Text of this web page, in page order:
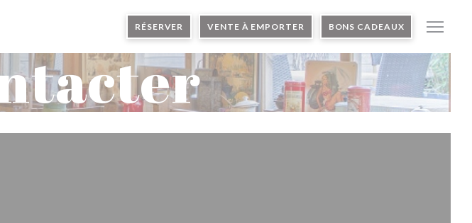
RÉSERVER VENTE À EMPORTER BONS CADEAUX